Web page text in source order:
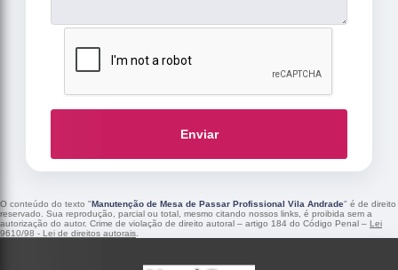
Enviar
O conteúdo do texto "Manutenção de Mesa de Passar Profissional Vila Andrade" é de direito
reservado. Sua reprodução, parcial ou total, mesmo citando nossos links, é proibida sem a
autorização do autor. Crime de violação de direito autoral – artigo 184 do Código Penal – Lei
9610/98 - Lei de direitos autorais